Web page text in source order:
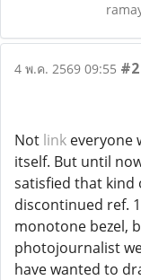
4 พ.ค. 2569 09:55 #2
Not link everyone
itself. But until
satisfied that kind
discontinued ref.
monotone bezel,
photojournalist
have wanted to